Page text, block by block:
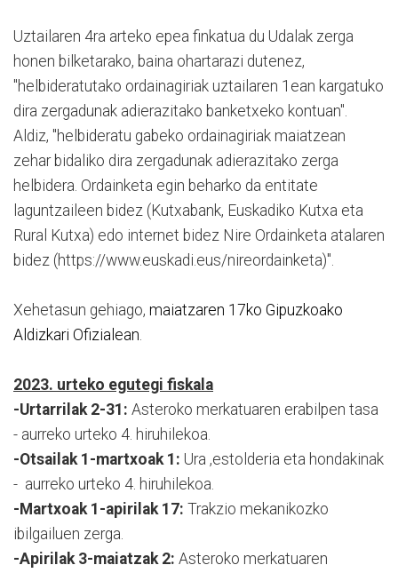
Uztailaren 4ra arteko epea finkatua du Udalak zerga
honen bilketarako, baina ohartarazi dutenez,
"helbideratutako ordainagiriak uztailaren 1ean kargatuko
dira zergadunak adierazitako banketxeko kontuan".
Aldiz, "helbideratu gabeko ordainagiriak maiatzean
zehar bidaliko dira zergadunak adierazitako zerga
helbidera. Ordainketa egin beharko da entitate
laguntzaileen bidez (Kutxabank, Euskadiko Kutxa eta
Rural Kutxa) edo internet bidez Nire Ordainketa atalaren
bidez (https://www.euskadi.eus/nireordainketa)".
Xehetasun gehiago, maiatzaren 17ko Gipuzkoako
Aldizkari Ofizialean
2023. urteko egutegi fiskala
-Urtarrilak 2-31: Asteroko merkatuaren erabilpen tasa
- aurreko urteko 4. hiruhilekoa.
-Otsailak 1-martxoak 1: Ura ,estolderia eta hondakinak
- aurreko urteko 4. hiruhilekoa.
-Martxoak 1-apirilak 17: Trakzio mekanikozko
ibilgailuen zerga.
-Apirilak 3-maiatzak 2: Asteroko merkatuaren